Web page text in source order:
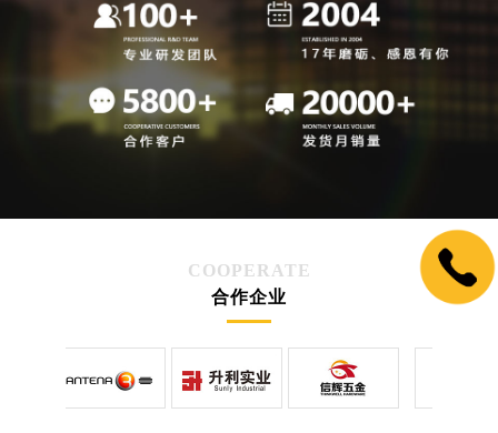
COOPERATE
合作企业